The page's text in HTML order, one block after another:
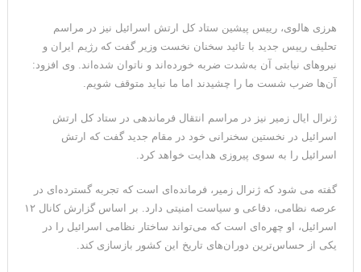
هرزی هالوی، رییس پیشین ستاد کل ارتش اسرائیل نیز در مراسم
تحلیف رییس جدید با تائید سخنان نخست وزیر گفت که رژیم ایران و
نیروهای نیابتی آن به‌شدت ضربه خورده‌اند و ناتوان شده‌اند. وی افزود:
آن‌ها ضرب شست ما را چشیدند اما ما نباید متوقف شویم.
ژنرال ایال زمیر نیز در مراسم انتقال فرماندهی در ستاد کل ارتش
اسرائیل در نخستین سخنرانی خود در مقام جدید گفت که ارتش
اسرائیل را به سوی پیروزی هدایت خواهد کرد.
گفته می شود که ژنرال زمیر، فرمانده‌ای است که تجربه‌ گسترده‌ای در
عرصه‌ نظامی، دفاعی و سیاست امنیتی دارد. بر اساس گزارش کانال ۱۲
اسرائیل، او چهره‌ای است که می‌تواند ساختار نظامی اسرائیل را در
یکی از حساس‌ترین دوران‌های تاریخ این کشور بازسازی کند.